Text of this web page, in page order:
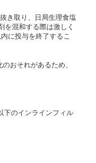
き取り、日局生理食塩
を混和する際は激しく
に投与を終了するこ
おそれがあるため、
下のインラインフィル